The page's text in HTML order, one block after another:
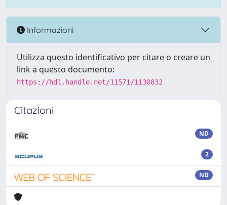
Informazioni
Utilizza questo identificativo per citare o creare un
link a questo documento:
https://hdl.handle.net/11571/1130832
Citazioni
ND
2
ND